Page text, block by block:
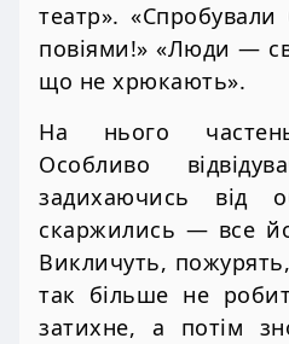
театр».
повіями!» «Люди —
що не хрюкають».
На нього
Особливо
задихаючись від
скаржились — все
Викличуть,
так більше не
затихне, а потім